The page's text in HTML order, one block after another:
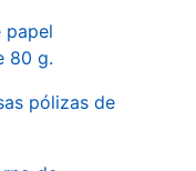
papel
80 g.
pólizas de